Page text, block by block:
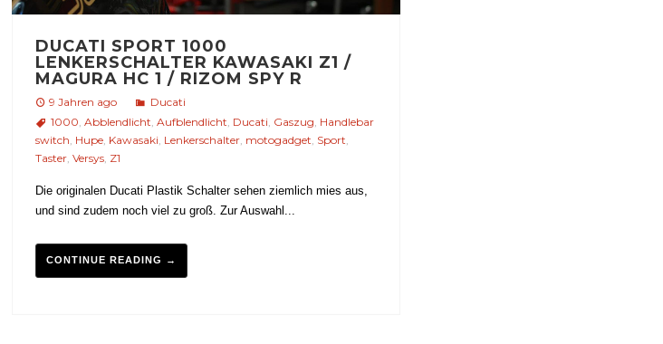
DUCATI SPORT 1000
LENKERSCHALTER KAWASAKI Z1 /
MAGURA HC 1 / RIZOM SPY R
9 Jahren ago
Ducati
1000 ,Abblendlicht ,Aufblendlicht Ducati Gaszug Handlebar
switch Hupe Kawasaki Lenkerschalter motogadget Sport
Taster ,Versys Z1
Die originalen Ducati Plastik Schalter sehen ziemlich mies aus,
und sind zudem noch viel zu groß. Zur Auswahl...
CONTINUE READING →